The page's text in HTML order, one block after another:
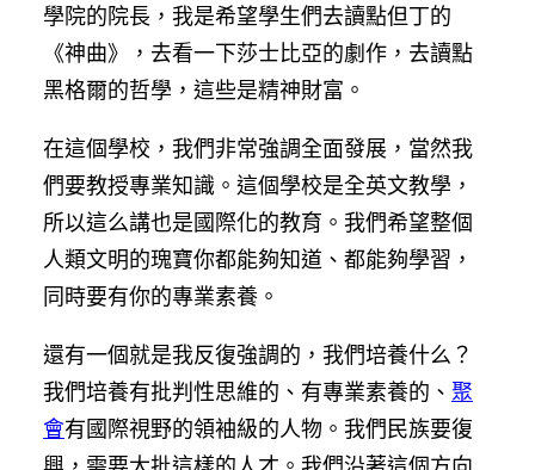
學院的院長，我是希望學生們去讀點但丁的
《神曲》，去看一下莎士比亞的劇作，去讀點
黑格爾的哲學，這些是精神財富。
在這個學校，我們非常強調全面發展，當然我
們要教授專業知識。這個學校是全英文教學，
所以這么講也是國際化的教育。我們希望整個
人類文明的瑰寶你都能夠知道、都能夠學習，
同時要有你的專業素養。
還有一個就是我反復強調的，我們培養什么？
我們培養有批判性思維的、有專業素養的、 聚
會有國際視野的領袖級的人物。我們民族要復